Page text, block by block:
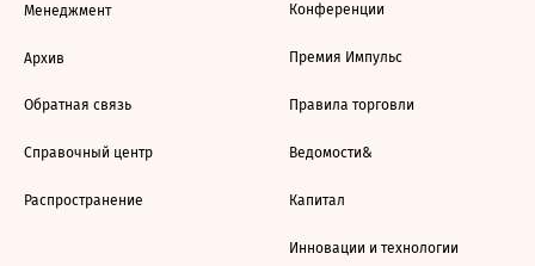
Менеджмент
Архив
Обратная связь
Справочный центр
Распространение
Конференции
Премия Импульс
Правила торговли
Ведомости&
Капитал
Инновации и технологии